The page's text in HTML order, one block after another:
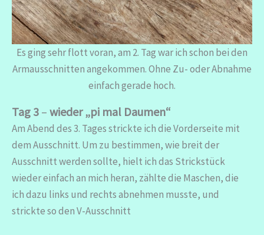
Es ging sehr flott voran, am 2. Tag war ich schon bei den
Armausschnitten angekommen. Ohne Zu- oder Abnahme
einfach gerade hoch.
Tag 3 – wieder „pi mal Daumen“
Am Abend des 3. Tages strickte ich die Vorderseite mit
dem Ausschnitt. Um zu bestimmen, wie breit der
Ausschnitt werden sollte, hielt ich das Strickstück
wieder einfach an mich heran, zählte die Maschen, die
ich dazu links und rechts abnehmen musste, und
strickte so den V-Ausschnitt